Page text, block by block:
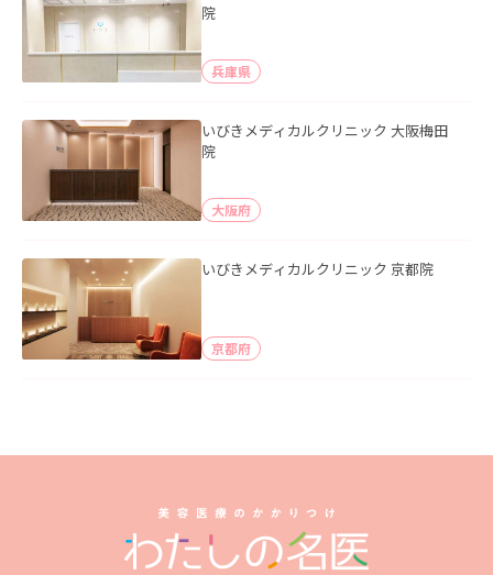
院
兵庫県
いびきメディカルクリニック 大阪梅田
院
大阪府
いびきメディカルクリニック 京都院
京都府